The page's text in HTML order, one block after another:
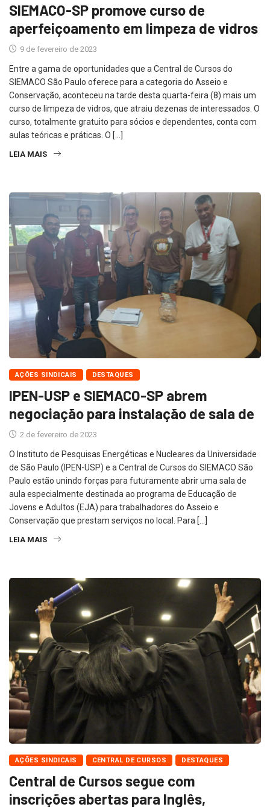
SIEMACO-SP promove curso de
aperfeiçoamento em limpeza de vidros
9 de fevereiro de 2023
Entre a gama de oportunidades que a Central de Cursos do
SIEMACO São Paulo oferece para a categoria do Asseio e
Conservação, aconteceu na tarde desta quarta-feira (8) mais um
curso de limpeza de vidros, que atraiu dezenas de interessados. O
curso, totalmente gratuito para sócios e dependentes, conta com
aulas teóricas e práticas. O […]
LEIA MAIS
AÇÕES SINDICAIS DESTAQUES
IPEN-USP e SIEMACO-SP abrem
negociação para instalação de sala de
2 de fevereiro de 2023
O Instituto de Pesquisas Energéticas e Nucleares da Universidade
de São Paulo (IPEN-USP) e a Central de Cursos do SIEMACO São
Paulo estão unindo forças para futuramente abrir uma sala de
aula especialmente destinada ao programa de Educação de
Jovens e Adultos (EJA) para trabalhadores do Asseio e
Conservação que prestam serviços no local. Para […]
LEIA MAIS
AÇÕES SINDICAIS CENTRAL DE CURSOS DESTAQUES
Central de Cursos segue com
inscrições abertas para Inglês,